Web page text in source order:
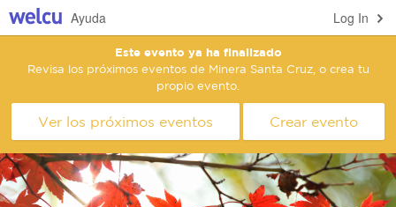
Log In
Ayuda
Este evento ya ha finalizado
Revisa los próximos eventos de Minera Santa Cruz, o crea tu
propio evento.
Ver los próximos eventos Crear evento